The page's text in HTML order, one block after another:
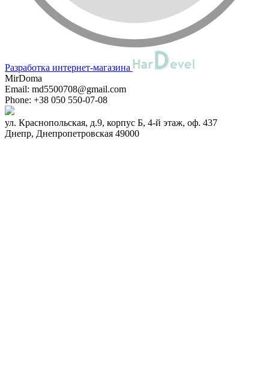
Разработка интернет-магазина
MirDoma
Email: md5500708@gmail.com
Phone: +38 050 550-07-08
ул. Краснопольская, д.9, корпус Б, 4-й этаж, оф. 437
Днепр, Днепропетровская 49000